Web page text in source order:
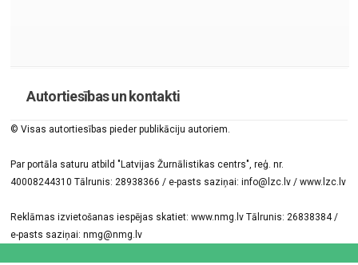
Autortiesības un kontakti
© Visas autortiesības pieder publikāciju autoriem.
Par portāla saturu atbild "Latvijas Žurnālistikas centrs", reģ. nr.
40008244310 Tālrunis: 28938366 / e-pasts saziņai: info@lzc.lv / www.lzc.lv
Reklāmas izvietošanas iespējas skatiet: www.nmg.lv Tālrunis: 26838384 /
e-pasts saziņai: nmg@nmg.lv